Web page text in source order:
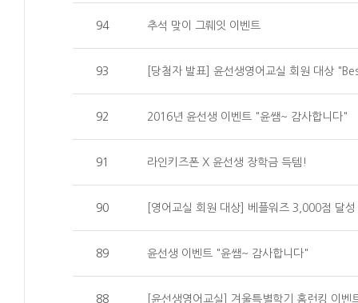
94 추석 맞이 그뤠잇 이벤트
93 [당첨자 발표] 윤선생영어교실 회원 대상
92 2016년 윤선생 이벤트 "윤쌤~ 감사합니다"
91 라인키즈폰 X 윤선생 장학금 득템!
90 [영어교실 회원 대상] 베플워즈 3,000점 달성
89 윤선생 이벤트 "윤쌤~ 감사합니다"
88 [윤선생영어교실] 겨울특별학기 홈런킹 이벤